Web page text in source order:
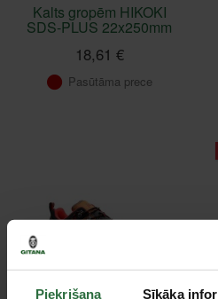
Piekrišana Sīkāka
Kalts gropēm HIKOKI
SDS-PLUS 22x250mm
18,61 €
Pasūtāma prece